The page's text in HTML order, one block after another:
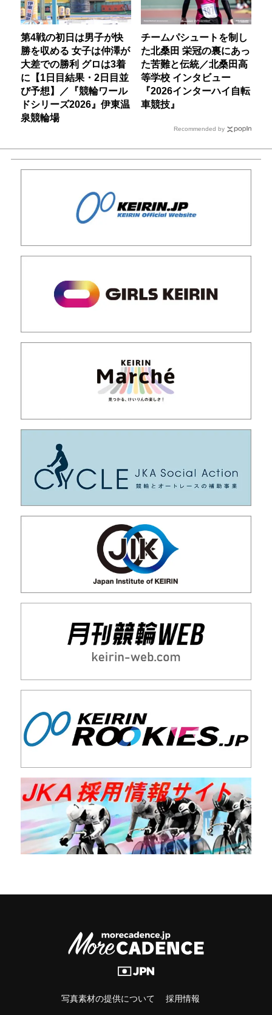
第4戦の初日は男子が快
勝を収める 女子は仲澤が
大差での勝利 グロは3着
に【1日目結果・2日目並
び予想】／『競輪ワール
ドシリーズ2026』伊東温
泉競輪場
チームパシュートを制し
た北桑田 栄冠の裏にあっ
た苦難と伝統／北桑田高
等学校 インタビュー
『2026インターハイ自転
車競技』
Recommended by
写真素材の提供について 採用情報